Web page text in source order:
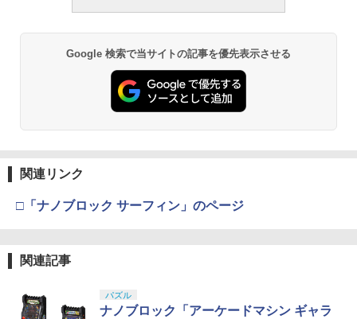
Google 検索で当サイトの記事を優先表示させる
関連リンク
□「ナノブロック サーフィン」のページ
関連記事
パズル
ナノブロック「アーケードマシン ギャラ